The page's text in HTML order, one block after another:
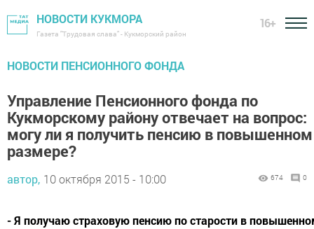
НОВОСТИ КУКМОРА
Газета "Трудовая слава" - Кукморский район
16+
НОВОСТИ ПЕНСИОННОГО ФОНДА
Управление Пенсионного фонда по
Кукморскому району отвечает на вопрос:
могу ли я получить пенсию в повышенном
размере?
автор, 10 октября 2015 - 10:00 674 0
- Я получаю страховую пенсию по старости в